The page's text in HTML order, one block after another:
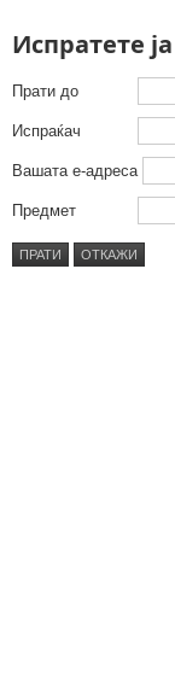
Испратете
Прати до
Испраќач
Вашата е-адреса
Предмет
ПРАТИ ОТКАЖИ